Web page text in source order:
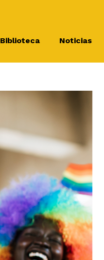
Biblioteca Noticias